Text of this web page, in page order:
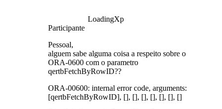
LoadingXp
Participante
Pessoal,
alguem sabe alguma coisa a respeito sobre o
ORA-0600 com o parametro
qertbFetchByRowID??
ORA-00600: internal error code, arguments:
[qertbFetchByRowID], [], [], [], [], [], [], []